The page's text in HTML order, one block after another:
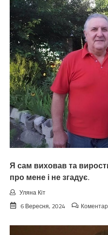
Я сам виховав та
про мене і не згадує.
Уляна Кіт
6 Вересня, 2024